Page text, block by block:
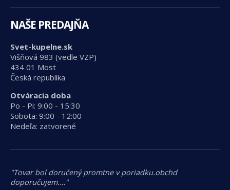
NAŠE PREDAJŇA
Svet-kupelne.sk
Višňová 983 (vedle VZP)
434 01 Most
Česká republika
Otváracia doba
Po - Pi: 9:00 - 15:30
Sobota: 9:00 - 12:00
Nedeľa: zatvorené
"Tovar bol doručený promtne v poriadku.obchd
doporučujem.…"